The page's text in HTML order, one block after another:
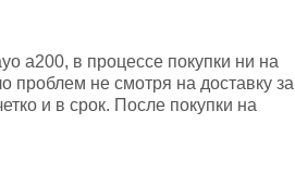
a200, в процессе покупки ни на
проблем не смотря на доставку за
и в срок. После покупки на
при этом представители магазина
и в итоге проблема была решена.
о небезразличии к клиенту после